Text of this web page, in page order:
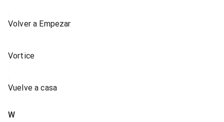
Volver a Empezar
Vortice
Vuelve a casa
W